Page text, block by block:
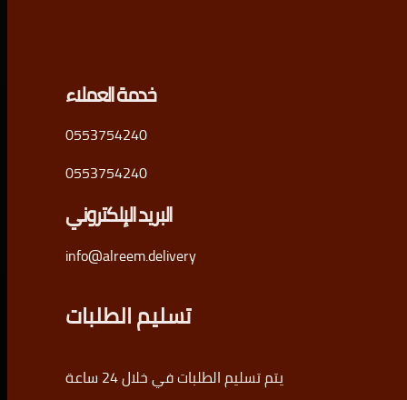
خدمة العملاء
0553754240
0553754240
البريد الإلكتروني
info@alreem.delivery
تسليم الطلبات
يتم تسليم الطلبات في خلال 24 ساعة